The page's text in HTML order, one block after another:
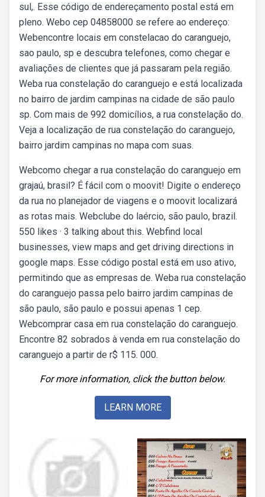
sul,. Esse código de endereçamento postal está em
pleno. Webo cep 04858000 se refere ao endereço:
Webencontre locais em constelacao do caranguejo,
sao paulo, sp e descubra telefones, como chegar e
avaliações de clientes que já passaram pela região.
Weba rua constelação do caranguejo e está localizada
no bairro de jardim campinas na cidade de são paulo
sp. Com mais de 992 domicílios, a rua constelação do.
Veja a localização de rua constelação do caranguejo,
bairro jardim campinas no mapa com suas.
Webcomo chegar a rua constelação do caranguejo em
grajaú, brasil? É fácil com o moovit! Digite o endereço
da rua no planejador de viagens e o moovit localizará
as rotas mais. Webclube do laércio, são paulo, brazil.
550 likes · 3 talking about this. Webfind local
businesses, view maps and get driving directions in
google maps. Esse código postal está em uso ativo,
permitindo que as empresas de. Weba rua constelação
do caranguejo passa pelo bairro jardim campinas de
são paulo, são paulo e possui apenas 1 cep.
Webcomprar casa em rua constelação do caranguejo.
Encontre 82 sobrados à venda em rua constelação do
caranguejo a partir de r$ 115. 000.
For more information, click the button below.
LEARN MORE